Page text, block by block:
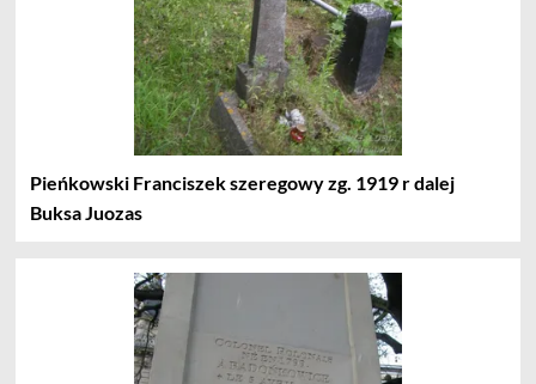
Pieńkowski Franciszek szeregowy zg. 1919 r dalej
Buksa Juozas